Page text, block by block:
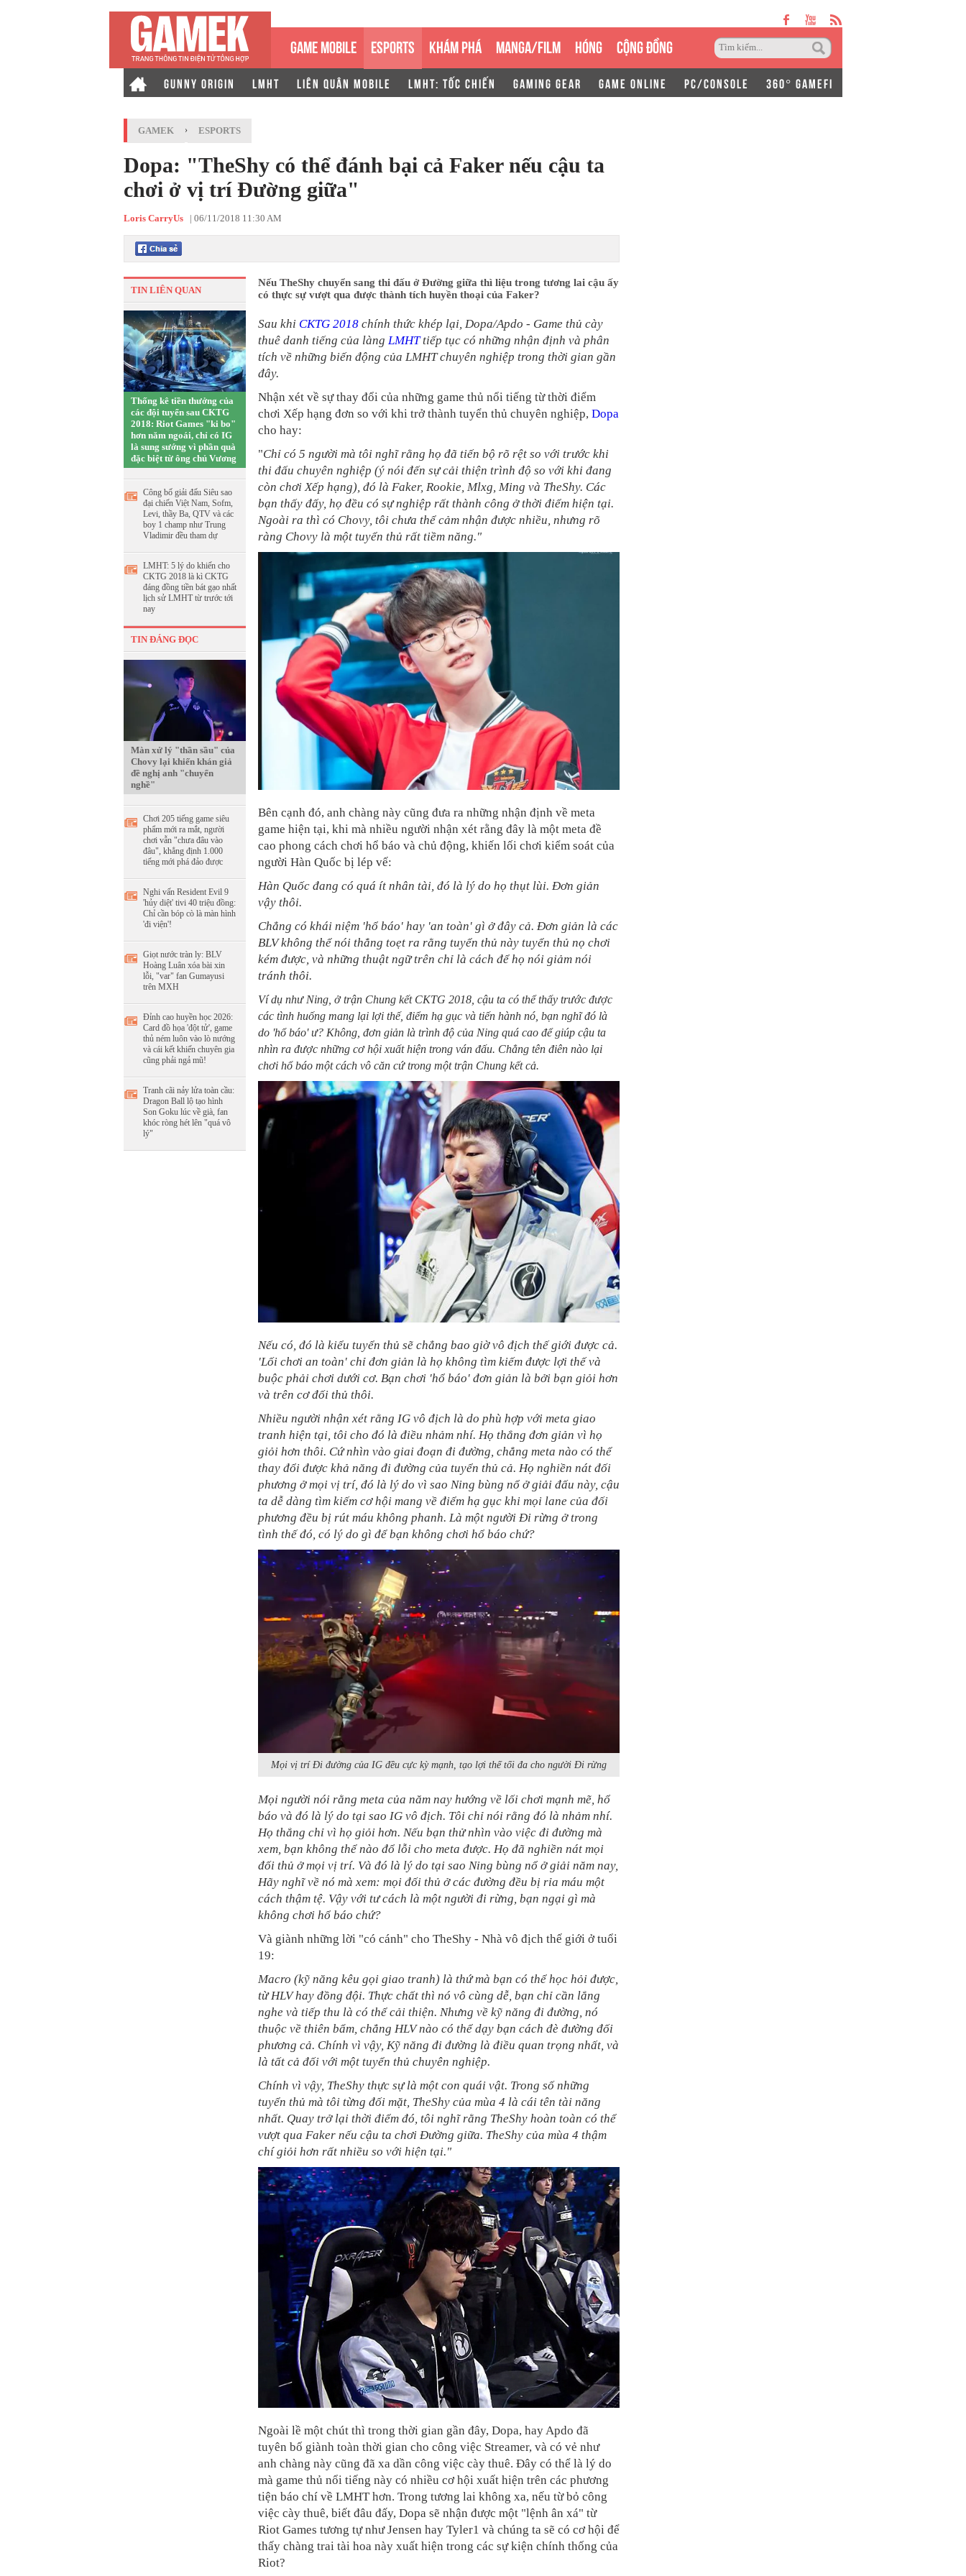
GAME MOBILE ESPORTS KHÁM PHÁ MANGA/FILM HÓNG CỘNG ĐỒNG
GUNNY ORIGIN LMHT LIÊN QUÂN MOBILE LMHT: TỐC CHIẾN GAMING GEAR GAME ONLINE PC/CONSOLE 360° GAMEFI
GAMEK › ESPORTS
Dopa: "TheShy có thể đánh bại cả Faker nếu cậu ta
chơi ở vị trí Đường giữa"
Loris CarryUs | 06/11/2018 11:30 AM
TIN LIÊN QUAN
Thống kê tiền thưởng của
các đội tuyển sau CKTG
2018: Riot Games "ki bo"
hơn năm ngoái, chỉ có IG
là sung sướng vì phần quà
đặc biệt từ ông chủ Vương
Công bố giải đấu Siêu sao
đại chiến Việt Nam, Sofm,
Levi, thầy Ba, QTV và các
boy 1 champ như Trung
Vladimir đều tham dự
LMHT: 5 lý do khiến cho
CKTG 2018 là kì CKTG
đáng đồng tiền bát gạo nhất
lịch sử LMHT từ trước tới
nay
TIN ĐÁNG ĐỌC
Màn xử lý "thần sầu" của
Chovy lại khiến khán giả
đề nghị anh "chuyển
nghề"
Chơi 205 tiếng game siêu
phẩm mới ra mắt, người
chơi vẫn "chưa đâu vào
đâu", khẳng định 1.000
tiếng mới phá đảo được
Nghi vấn Resident Evil 9
'hủy diệt' tivi 40 triệu đồng:
Chỉ cần bóp cò là màn hình
'đi viện'!
Giọt nước tràn ly: BLV
Hoàng Luân xóa bài xin
lỗi, "var" fan Gumayusi
trên MXH
Đỉnh cao huyền học 2026:
Card đồ họa 'đột tử', game
thủ ném luôn vào lò nướng
và cái kết khiến chuyên gia
cũng phải ngả mũ!
Tranh cãi nảy lửa toàn cầu:
Dragon Ball lộ tạo hình
Son Goku lúc về già, fan
khóc ròng hét lên "quá vô
lý"
Nếu TheShy chuyển sang thi đấu ở Đường giữa thì liệu trong tương lai cậu ấy
có thực sự vượt qua được thành tích huyền thoại của Faker?
Sau khi CKTG 2018 chính thức khép lại, Dopa/Apdo - Game thủ cày
thuê danh tiếng của làng LMHTtiếp tục có những nhận định và phân
tích về những biến động của LMHT chuyên nghiệp trong thời gian gần
đây.
Nhận xét về sự thay đổi của những game thủ nổi tiếng từ thời điểm
chơi Xếp hạng đơn so với khi trở thành tuyển thủ chuyên nghiệp, Dopa
cho hay:
"Chỉ có 5 người mà tôi nghĩ rằng họ đã tiến bộ rõ rệt so với trước khi
thi đấu chuyên nghiệp (ý nói đến sự cải thiện trình độ so với khi đang
còn chơi Xếp hạng), đó là Faker, Rookie, Mlxg, Ming và TheShy. Các
bạn thấy đấy, họ đều có sự nghiệp rất thành công ở thời điểm hiện tại.
Ngoài ra thì có Chovy, tôi chưa thể cảm nhận được nhiều, nhưng rõ
ràng Chovy là một tuyển thủ rất tiềm năng."
Bên cạnh đó, anh chàng này cũng đưa ra những nhận định về meta
game hiện tại, khi mà nhiều người nhận xét rằng đây là một meta đề
cao phong cách chơi hổ báo và chủ động, khiến lối chơi kiểm soát của
người Hàn Quốc bị lép vế:
Hàn Quốc đang có quá ít nhân tài, đó là lý do họ thụt lùi. Đơn giản
vậy thôi.
Chẳng có khái niệm 'hổ báo' hay 'an toàn' gì ở đây cả. Đơn giản là các
BLV không thể nói thẳng toẹt ra rằng tuyển thủ này tuyển thủ nọ chơi
kém được, và những thuật ngữ trên chỉ là cách để họ nói giảm nói
tránh thôi.
Ví dụ như Ning, ở trận Chung kết CKTG 2018, cậu ta có thể thấy trước được
các tình huống mang lại lợi thế, điểm hạ gục và tiến hành nó, bạn nghĩ đó là
do 'hổ báo' ư? Không, đơn giản là trình độ của Ning quá cao để giúp cậu ta
nhìn ra được những cơ hội xuất hiện trong ván đấu. Chẳng tên điên nào lại
chơi hổ báo một cách vô căn cứ trong một trận Chung kết cả.
Nếu có, đó là kiểu tuyển thủ sẽ chẳng bao giờ vô địch thế giới được cả.
'Lối chơi an toàn' chỉ đơn giản là họ không tìm kiếm được lợi thế và
buộc phải chơi dưới cơ. Bạn chơi 'hổ báo' đơn giản là bởi bạn giỏi hơn
và trên cơ đối thủ thôi.
Nhiều người nhận xét rằng IG vô địch là do phù hợp với meta giao
tranh hiện tại, tôi cho đó là điều nhảm nhí. Họ thắng đơn giản vì họ
giỏi hơn thôi. Cứ nhìn vào giai đoạn đi đường, chẳng meta nào có thể
thay đổi được khả năng đi đường của tuyển thủ cả. Họ nghiền nát đối
phương ở mọi vị trí, đó là lý do vì sao Ning bùng nổ ở giải đấu này, cậu
ta dễ dàng tìm kiếm cơ hội mang về điểm hạ gục khi mọi lane của đối
phương đều bị rút máu không phanh. Là một người Đi rừng ở trong
tình thế đó, có lý do gì để bạn không chơi hổ báo chứ?
Mọi vị trí Đi đường của IG đều cực kỳ mạnh, tạo lợi thế tối đa cho người Đi rừng
Mọi người nói rằng meta của năm nay hướng về lối chơi mạnh mẽ, hổ
báo và đó là lý do tại sao IG vô địch. Tôi chỉ nói rằng đó là nhảm nhí.
Họ thắng chỉ vì họ giỏi hơn. Nếu bạn thử nhìn vào việc đi đường mà
xem, bạn không thể nào đổ lỗi cho meta được. Họ đã nghiền nát mọi
đối thủ ở mọi vị trí. Và đó là lý do tại sao Ning bùng nổ ở giải năm nay,
Hãy nghĩ về nó mà xem: mọi đối thủ ở các đường đều bị rỉa máu một
cách thậm tệ. Vậy với tư cách là một người đi rừng, bạn ngại gì mà
không chơi hổ báo chứ?
Và giành những lời "có cánh" cho TheShy - Nhà vô địch thế giới ở tuổi
19:
Macro (kỹ năng kêu gọi giao tranh) là thứ mà bạn có thể học hỏi được,
từ HLV hay đồng đội. Thực chất thì nó vô cùng dễ, bạn chỉ cần lắng
nghe và tiếp thu là có thể cải thiện. Nhưng về kỹ năng đi đường, nó
thuộc về thiên bẩm, chẳng HLV nào có thể dạy bạn cách đè đường đối
phương cả. Chính vì vậy, Kỹ năng đi đường là điều quan trọng nhất, và
là tất cả đối với một tuyển thủ chuyên nghiệp.
Chính vì vậy, TheShy thực sự là một con quái vật. Trong số những
tuyển thủ mà tôi từng đối mặt, TheShy của mùa 4 là cái tên tài năng
nhất. Quay trở lại thời điểm đó, tôi nghĩ rằng TheShy hoàn toàn có thể
vượt qua Faker nếu cậu ta chơi Đường giữa. TheShy của mùa 4 thậm
chí giỏi hơn rất nhiều so với hiện tại."
Ngoài lề một chút thì trong thời gian gần đây, Dopa, hay Apdo đã
tuyên bố giành toàn thời gian cho công việc Streamer, và có vẻ như
anh chàng này cũng đã xa dần công việc cày thuê. Đây có thể là lý do
mà game thủ nổi tiếng này có nhiều cơ hội xuất hiện trên các phương
tiện báo chí về LMHT hơn. Trong tương lai không xa, nếu từ bỏ công
việc cày thuê, biết đâu đấy, Dopa sẽ nhận được một "lệnh ân xá" từ
Riot Games tương tự như Jensen hay Tyler1 và chúng ta sẽ có cơ hội để
thấy chàng trai tài hoa này xuất hiện trong các sự kiện chính thống của
Riot?